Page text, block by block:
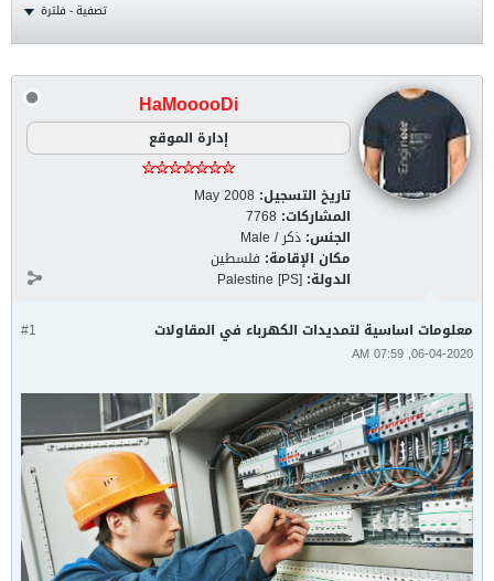
تصفية - فلترة
HaMooooDi
إدارة الموقع
تاريخ التسجيل: May 2008
المشاركات: 7768
الجنس: ذكر / Male
مكان الإقامة: فلسطين
الدولة: Palestine [PS]
#1 معلومات اساسية لتمديدات الكهرباء في المقاولات
06-04-2020, 07:59 AM